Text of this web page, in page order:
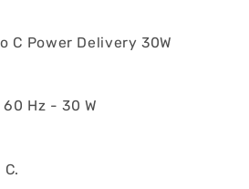
C Power Delivery 30W
Hz - 30 W